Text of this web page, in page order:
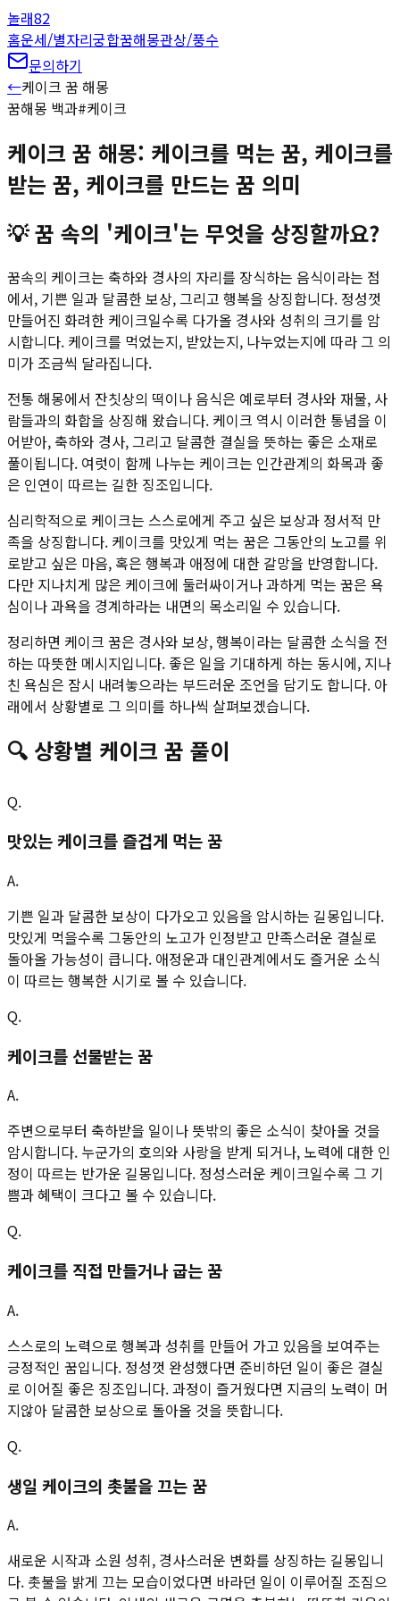
놀래82
홈운세/별자리궁합꿈해몽관상/풍수
문의하기
←케이크 꿈 해몽
꿈해몽 백과#케이크
케이크 꿈 해몽: 케이크를 먹는 꿈, 케이크를
받는 꿈, 케이크를 만드는 꿈 의미
💡꿈 속의 '케이크'는 무엇을 상징할까요?
꿈속의 케이크는 축하와 경사의 자리를 장식하는 음식이라는 점
에서, 기쁜 일과 달콤한 보상, 그리고 행복을 상징합니다. 정성껏
만들어진 화려한 케이크일수록 다가올 경사와 성취의 크기를 암
시합니다. 케이크를 먹었는지, 받았는지, 나누었는지에 따라 그 의
미가 조금씩 달라집니다.
전통 해몽에서 잔칫상의 떡이나 음식은 예로부터 경사와 재물, 사
람들과의 화합을 상징해 왔습니다. 케이크 역시 이러한 통념을 이
어받아, 축하와 경사, 그리고 달콤한 결실을 뜻하는 좋은 소재로
풀이됩니다. 여럿이 함께 나누는 케이크는 인간관계의 화목과 좋
은 인연이 따르는 길한 징조입니다.
심리학적으로 케이크는 스스로에게 주고 싶은 보상과 정서적 만
족을 상징합니다. 케이크를 맛있게 먹는 꿈은 그동안의 노고를 위
로받고 싶은 마음, 혹은 행복과 애정에 대한 갈망을 반영합니다.
다만 지나치게 많은 케이크에 둘러싸이거나 과하게 먹는 꿈은 욕
심이나 과욕을 경계하라는 내면의 목소리일 수 있습니다.
정리하면 케이크 꿈은 경사와 보상, 행복이라는 달콤한 소식을 전
하는 따뜻한 메시지입니다. 좋은 일을 기대하게 하는 동시에, 지나
친 욕심은 잠시 내려놓으라는 부드러운 조언을 담기도 합니다. 아
래에서 상황별로 그 의미를 하나씩 살펴보겠습니다.
🔍 상황별 케이크 꿈 풀이
Q.
맛있는 케이크를 즐겁게 먹는 꿈
A.
기쁜 일과 달콤한 보상이 다가오고 있음을 암시하는 길몽입니다.
맛있게 먹을수록 그동안의 노고가 인정받고 만족스러운 결실로
돌아올 가능성이 큽니다. 애정운과 대인관계에서도 즐거운 소식
이 따르는 행복한 시기로 볼 수 있습니다.
Q.
케이크를 선물받는 꿈
A.
주변으로부터 축하받을 일이나 뜻밖의 좋은 소식이 찾아올 것을
암시합니다. 누군가의 호의와 사랑을 받게 되거나, 노력에 대한 인
정이 따르는 반가운 길몽입니다. 정성스러운 케이크일수록 그 기
쁨과 혜택이 크다고 볼 수 있습니다.
Q.
케이크를 직접 만들거나 굽는 꿈
A.
스스로의 노력으로 행복과 성취를 만들어 가고 있음을 보여주는
긍정적인 꿈입니다. 정성껏 완성했다면 준비하던 일이 좋은 결실
로 이어질 좋은 징조입니다. 과정이 즐거웠다면 지금의 노력이 머
지않아 달콤한 보상으로 돌아올 것을 뜻합니다.
Q.
생일 케이크의 촛불을 끄는 꿈
A.
새로운 시작과 소원 성취, 경사스러운 변화를 상징하는 길몽입니
다. 촛불을 밝게 끄는 모습이었다면 바라던 일이 이루어질 조짐으